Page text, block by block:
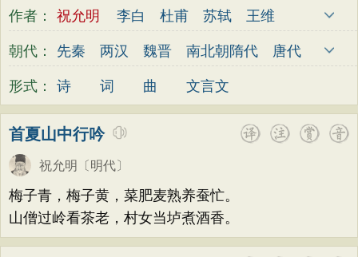
儿童
春天 夏天 秋天 冬天
悲愤
散文
闺怨 抒情 赞美
秋思
哲理 叙事
写雪
落花
桃花 写雨 青春
论诗
游仙 节日 春节
元宵节
作者： 祝允明 李白 杜甫 苏轼
王维
杜牧
陆游 李煜 元稹 韩愈
岑参
张籍
孟郊 皎然 许浑 罗隐
贯休
韦庄
屈原 王建
晏殊
岳飞
姚合
韩偓
高适 方干 李峤
郑谷
郑燮 张说 张炎
辛弃疾
李清照 刘禹锡
李商隐
朝代： 先秦 两汉 魏晋 南北朝 隋代
唐代
五代
宋代 金朝 元代
形式： 诗 词 曲 文言文
首夏山中行吟
祝允明 〔明代〕
梅子青，梅子黄，菜肥麦熟养蚕忙。
山僧过岭看茶老，村女当垆煮酒香。